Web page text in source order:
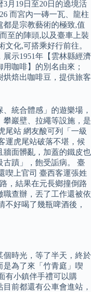
月19日至20日的遶境活
而宮內一磚一瓦、龍柱
都是宗教藝術的極致,值
至的陣頭,以及臺車上裝
化,可搭乘好行前往。
示1951年【雲林縣經濟
咖啡】的別名由來；
烘焙出咖啡豆，提供旅客
統合體感」的遊樂場，
巖壁、拉繩等設施，是
尾站 網友酸可列「一級
運虎尾站破落不堪，候
牆面髒亂，加蓋的鐵皮也
古蹟」，飽受詬病。 臺
喫上官司 臺西客運張姓
，結果在元長鄉撞倒路
查辦，丟了工作還被依
不好喝了幾瓶啤酒後，
個時光，等了半天，終於
為了來「竹青庭」喫
有小鎮伴手禮可以購
前都還有公車會進站，